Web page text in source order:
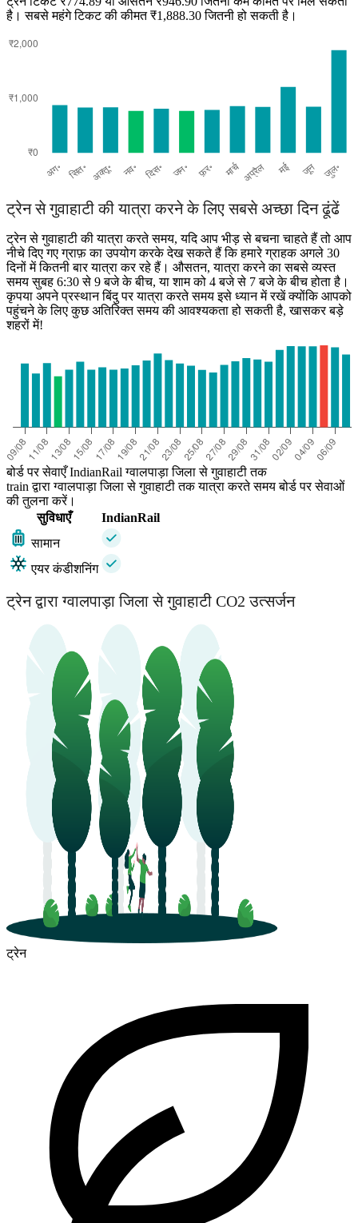
Goalpara Guwahati
है। सबसे महंगे टिकट की कीमत ₹1,888.30 जितनी हो सकती है।
ट्रेन से गुवाहाटी की यात्रा करने के लिए सबसे अच्छा दिन ढूंढें
ट्रेन से गुवाहाटी की यात्रा करते समय, यदि आप भीड़ से बचना चाहते हैं तो आप
नीचे दिए गए ग्राफ़ का उपयोग करके देख सकते हैं कि हमारे ग्राहक अगले 30
दिनों में कितनी बार यात्रा कर रहे हैं। औसतन, यात्रा करने का सबसे व्यस्त
समय सुबह 6:30 से 9 बजे के बीच, या शाम को 4 बजे से 7 बजे के बीच होता है।
कृपया अपने प्रस्थान बिंदु पर यात्रा करते समय इसे ध्यान में रखें क्योंकि आपको
पहुंचने के लिए कुछ अतिरिक्त समय की आवश्यकता हो सकती है, खासकर बड़े
शहरों में!
बोर्ड पर सेवाएँ IndianRail ग्वालपाड़ा जिला से गुवाहाटी तक
train द्वारा ग्वालपाड़ा जिला से गुवाहाटी तक यात्रा करते समय बोर्ड पर सेवाओं
की तुलना करें।
सुविधाएँ
IndianRail
सामान
एयर कंडीशनिंग
ट्रेन द्वारा ग्वालपाड़ा जिला से गुवाहाटी CO2 उत्सर्जन
ट्रेन